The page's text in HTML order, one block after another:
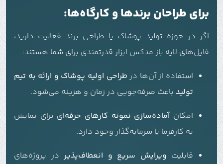
برای طراحان برندها و کارگاه‌ها:
اگر در حوزه تولید پوشاک یا طراحی برند فعالیت دارید،
فایل‌های لایه باز مدکس ابزار قدرتمندی برای شما هستند:
استفاده از آن‌ها در طراحی اولیه پوشاک و ارائه به تیم
تولید باعث صرفه‌جویی در زمان و هزینه می‌شود.
امکانآماده‌سازی نمونه کارهای حرفه‌ای برای نمایش
به کارفرما یا سرمایه‌گذار وجود دارد.
قابلیت ویرایش سریع و انعطاف‌پذیر در پروژه‌های